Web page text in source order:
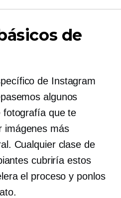
de
de Instagram
algunos
fotografía que te
imágenes más
Cualquier clase de
cubriría estos
el proceso y ponlos